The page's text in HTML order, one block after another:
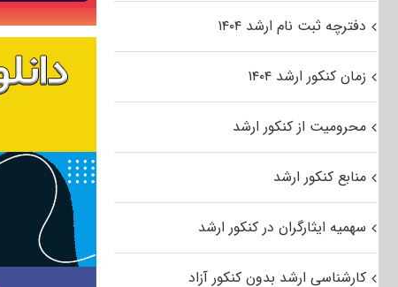
دفترچه ثبت نام ارشد ۱۴۰۴
زمان کنکور ارشد ۱۴۰۴
محرومیت از کنکور ارشد
منابع کنکور ارشد
سهمیه ایثارگران در کنکور ارشد
کارشناسی ارشد بدون کنکور آزاد